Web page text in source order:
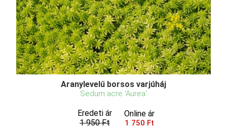
Aranylevelű borsos varjúháj
Sedum acre 'Aurea'
Eredeti ár
1 950 Ft
Online ár
1 750 Ft